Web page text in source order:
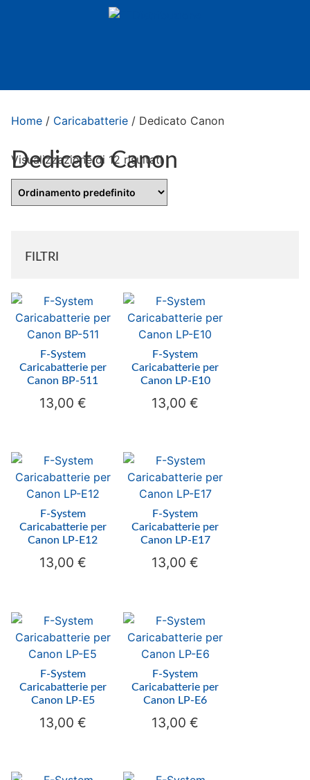
Home / Caricabatterie / Dedicato Canon
Dedicato Canon
Visualizzazione di 12 risultati
FILTRI
F-System
Caricabatterie per
Canon BP-511
13,00 €
F-System
Caricabatterie per
Canon LP-E10
13,00€
F-System
Caricabatterie per
Canon LP-E12
13,00 €
F-System
Caricabatterie per
Canon LP-E17
13,00€
F-System
Caricabatterie per
Canon LP-E5
13,00 €
F-System
Caricabatterie per
Canon LP-E6
13,00€